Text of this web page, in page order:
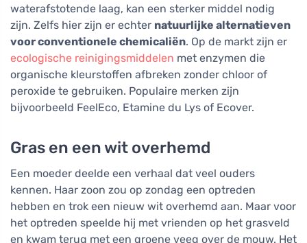
waterafstotende laag, kan een sterker middel nodig
zijn. Zelfs hier zijn er echter natuurlijke alternatieven
voor conventionele chemicaliën. Op de markt zijn er
ecologische reinigingsmiddelen met enzymen die
organische kleurstoffen afbreken zonder chloor of
peroxide te gebruiken. Populaire merken zijn
bijvoorbeeld FeelEco, Etamine du Lys of Ecover.
Gras en een wit overhemd
Een moeder deelde een verhaal dat veel ouders
kennen. Haar zoon zou op zondag een optreden
hebben en trok een nieuw wit overhemd aan. Maar voor
het optreden speelde hij met vrienden op het grasveld
en kwam terug met een groene veeg over de mouw. Het